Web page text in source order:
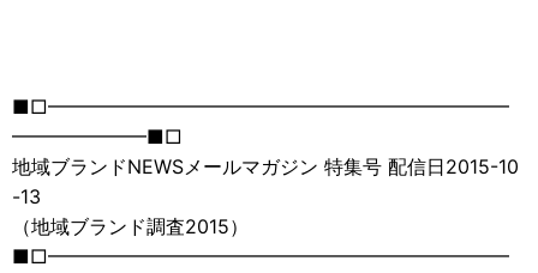
■□━━━━━━━━━━━━━━━━━━━━━━━━
━━━━━━━■□
地域ブランドNEWSメールマガジン 特集号 配信日2015-10
-13
（地域ブランド調査2015）
■□━━━━━━━━━━━━━━━━━━━━━━━━